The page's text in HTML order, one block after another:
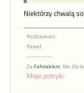
Niektórzy chwalą
Pozdrawiam
Paweł
-----------
Za Fafniakiem: Nie dla
Moje pstryki